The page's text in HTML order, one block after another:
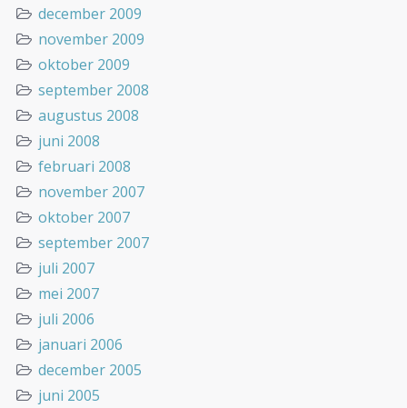
december 2009
november 2009
oktober 2009
september 2008
augustus 2008
juni 2008
februari 2008
november 2007
oktober 2007
september 2007
juli 2007
mei 2007
juli 2006
januari 2006
december 2005
juni 2005